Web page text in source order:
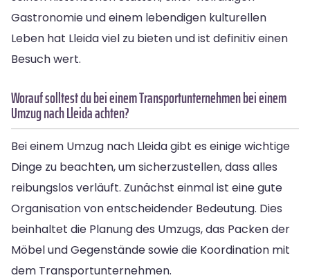
Gastronomie und einem lebendigen kulturellen
Leben hat Lleida viel zu bieten und ist definitiv einen
Besuch wert.
Worauf solltest du bei einem Transportunternehmen bei einem
Umzug nach Lleida achten?
Bei einem Umzug nach Lleida gibt es einige wichtige
Dinge zu beachten, um sicherzustellen, dass alles
reibungslos verläuft. Zunächst einmal ist eine gute
Organisation von entscheidender Bedeutung. Dies
beinhaltet die Planung des Umzugs, das Packen der
Möbel und Gegenstände sowie die Koordination mit
dem Transportunternehmen.